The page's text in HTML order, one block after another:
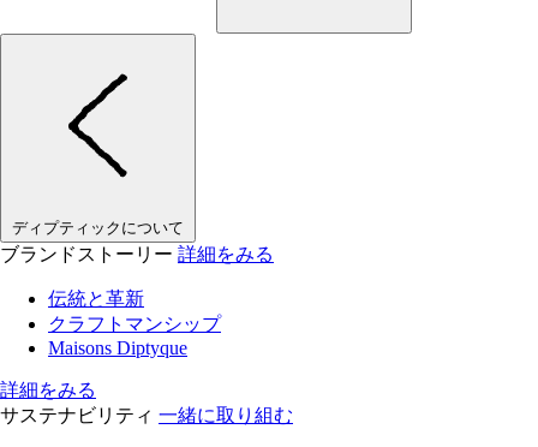
ディプティックについて
ブランドストーリー 詳細をみる
伝統と革新
クラフトマンシップ
Maisons Diptyque
詳細をみる
サステナビリティ 一緒に取り組む